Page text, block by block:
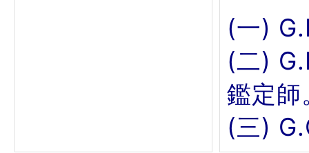
(一)
(二)
鑑定師
(三)